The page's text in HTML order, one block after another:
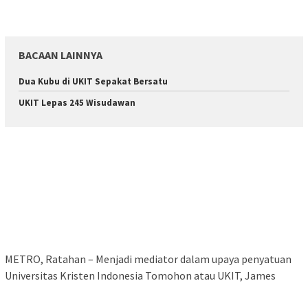
BACAAN LAINNYA
Dua Kubu di UKIT Sepakat Bersatu
UKIT Lepas 245 Wisudawan
METRO, Ratahan – Menjadi mediator dalam upaya penyatuan
Universitas Kristen Indonesia Tomohon atau UKIT, James